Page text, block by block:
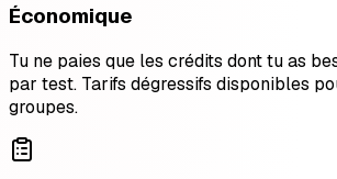
Économique
Tu ne paies que les crédits dont tu as
par test. Tarifs dégressifs disponibles
groupes.